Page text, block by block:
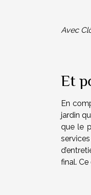
Avec
Et
En
jardin
que le
final.